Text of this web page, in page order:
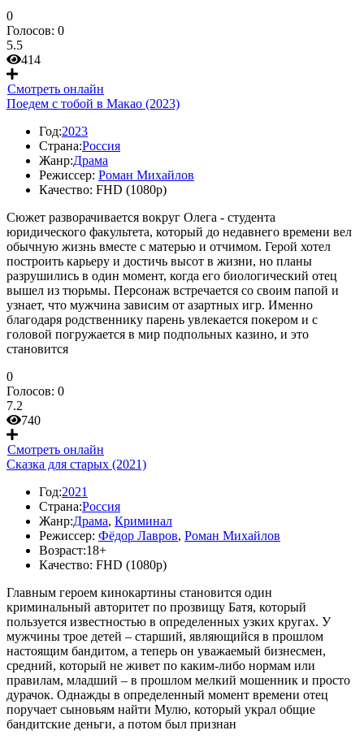
0
Голосов: 0
5.5
414
Смотреть онлайн
Поедем с тобой в Макао (2023)
Год:2023
Страна:Россия
Жанр:Драма
Режиссер: Роман Михайлов
Качество: FHD (1080p)
Сюжет разворачивается вокруг Олега - студента
юридического факультета, который до недавнего времени вел
обычную жизнь вместе с матерью и отчимом. Герой хотел
построить карьеру и достичь высот в жизни, но планы
разрушились в один момент, когда его биологический отец
вышел из тюрьмы. Персонаж встречается со своим папой и
узнает, что мужчина зависим от азартных игр. Именно
благодаря родственнику парень увлекается покером и с
головой погружается в мир подпольных казино, и это
становится
0
Голосов: 0
7.2
740
Смотреть онлайн
Сказка для старых (2021)
Год:2021
Страна:Россия
Жанр:Драма, Криминал
Режиссер: Фёдор Лавров, Роман Михайлов
Возраст:18+
Качество: FHD (1080p)
Главным героем кинокартины становится один
криминальный авторитет по прозвищу Батя, который
пользуется известностью в определенных узких кругах. У
мужчины трое детей – старший, являющийся в прошлом
настоящим бандитом, а теперь он уважаемый бизнесмен,
средний, который не живет по каким-либо нормам или
правилам, младший – в прошлом мелкий мошенник и просто
дурачок. Однажды в определенный момент времени отец
поручает сыновьям найти Мулю, который украл общие
бандитские деньги, а потом был признан